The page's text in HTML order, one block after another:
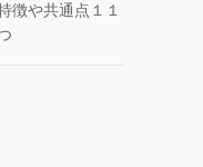
徴や共通点１１